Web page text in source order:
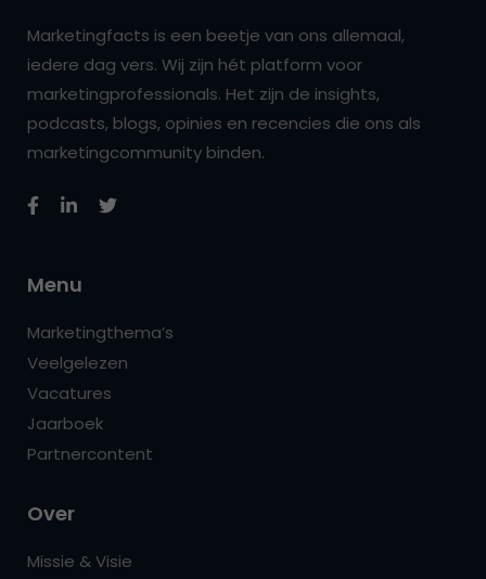
Marketingfacts is een beetje van ons allemaal,
iedere dag vers. Wij zijn hét platform voor
marketingprofessionals. Het zijn de insights,
podcasts, blogs, opinies en recencies die ons als
marketingcommunity binden.
Menu
Marketingthema’s
Veelgelezen
Vacatures
Jaarboek
Partnercontent
Over
Missie & Visie